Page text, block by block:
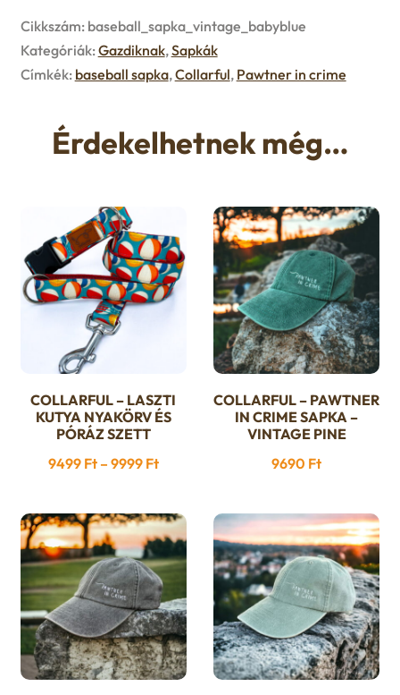
Cikkszám: baseball_sapka_vintage_babyblue
Kategóriák:Gazdiknak,Sapkák
Címkék: baseball sapka,Collarful, Pawtner in crime
Érdekelhetnek még…
Ennek
a
több
van.
A
változatok
a
termékoldalon
választhatók
ki
COLLARFUL – LASZTI
KUTYA NYAKÖRV ÉS
PÓRÁZ SZETT
9499 Ft – 9999 FtÁrtartomány:
-
9999 Ft
COLLARFUL – PAWTNER
IN CRIME SAPKA –
VINTAGE PINE
9690 Ft